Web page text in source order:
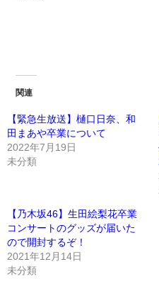
関連
【緊急生放送】樋口日奈、和
田まあや卒業について
2022年7月19日
未分類
【乃木坂46】生田絵梨花卒業
コンサートのグッズが届いた
ので開封するぞ！
2021年12月14日
未分類